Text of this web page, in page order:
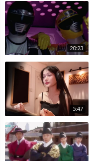
20:23
5:47